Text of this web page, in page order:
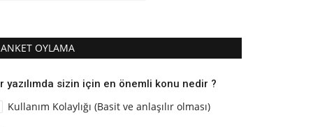
ANKET OYLAMA
yazılımda sizin için en önemli konu nedir ?
Kullanım Kolaylığı (Basit ve anlaşılır olması)